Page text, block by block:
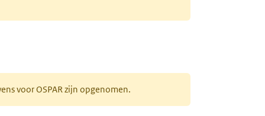
voor OSPAR zijn opgenomen.